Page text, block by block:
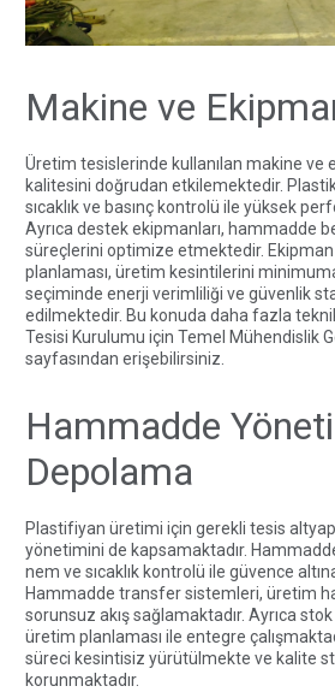
Makine ve
Üretim tesislerinde kullanılan makine ve
kalitesini doğrudan etkilemektedir.
sıcaklık ve basınç kontrolü ile yüksek
Ayrıca destek ekipmanları, hammadde
süreçlerini optimize etmektedir. Ekipman
planlaması, üretim kesintilerini
seçiminde enerji verimliliği ve güvenlik
edilmektedir. Bu konuda daha fazla
Tesisi Kurulumu için Temel Mühendislik
sayfasından erişebilirsiniz.
Hammadde
Depolama
Plastifiyan üretimi için gerekli tesis
yönetimini de kapsamaktadır.
nem ve sıcaklık kontrolü ile güvence
Hammadde transfer sistemleri, üretim
sorunsuz akış sağlamaktadır. Ayrıca stok
üretim planlaması ile entegre
süreci kesintisiz yürütülmekte ve kalite
korunmaktadır.